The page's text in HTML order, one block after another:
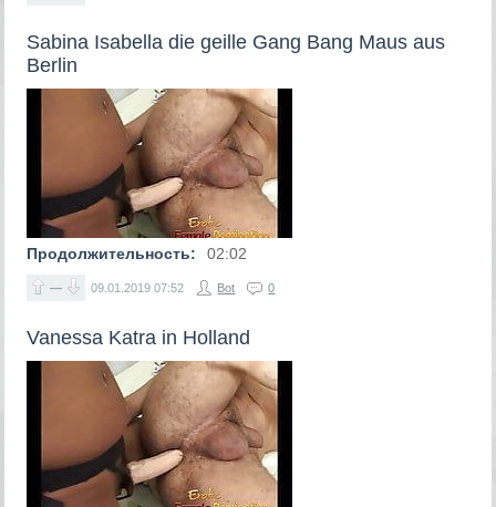
Sabina Isabella die geille Gang Bang Maus aus
Berlin
Продолжительность: 02:02
— 09.01.2019 07:52 Bot 0
Vanessa Katra in Holland